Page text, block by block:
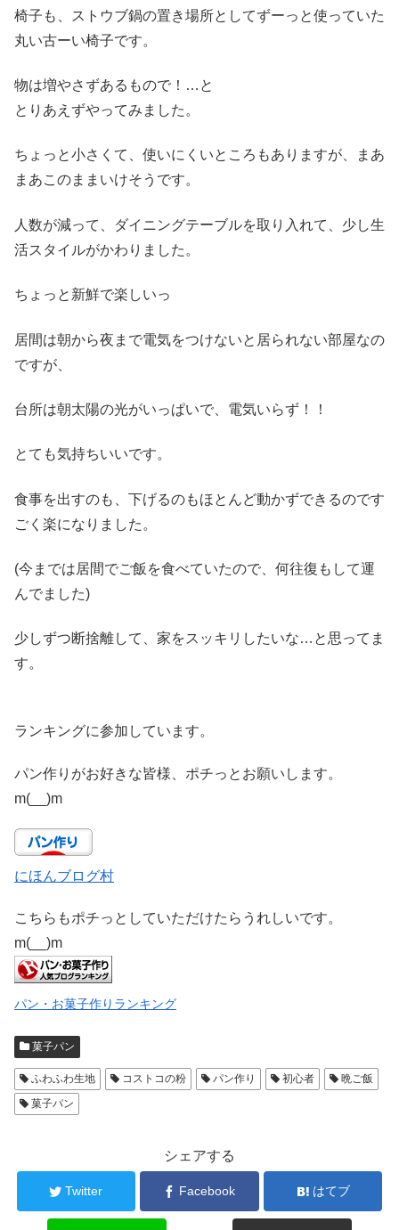
椅子も、ストウブ鍋の置き場所としてずーっと使っていた
丸い古ーい椅子です。
物は増やさずあるもので！…と
とりあえずやってみました。
ちょっと小さくて、使いにくいところもありますが、まあ
まあこのままいけそうです。
人数が減って、ダイニングテーブルを取り入れて、少し生
活スタイルがかわりました。
ちょっと新鮮で楽しいっ
居間は朝から夜まで電気をつけないと居られない部屋なの
ですが、
台所は朝太陽の光がいっぱいで、電気いらず！！
とても気持ちいいです。
食事を出すのも、下げるのもほとんど動かずできるのです
ごく楽になりました。
(今までは居間でご飯を食べていたので、何往復もして運
んでました)
少しずつ断捨離して、家をスッキリしたいな…と思ってま
す。
ランキングに参加しています。
パン作りがお好きな皆様、ポチっとお願いします。
m(__)m
にほんブログ村
こちらもポチっとしていただけたらうれしいです。
m(__)m
パン・お菓子作りランキング
菓子パン
ふわふわ生地 コストコの粉 パン作り 初心者
晩ご飯
菓子パン
シェアする
Twitter Facebook はてブ